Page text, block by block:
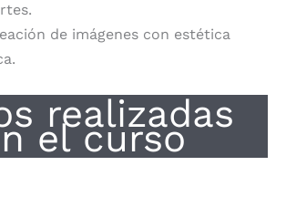
de imágenes con estética
realizadas
el curso